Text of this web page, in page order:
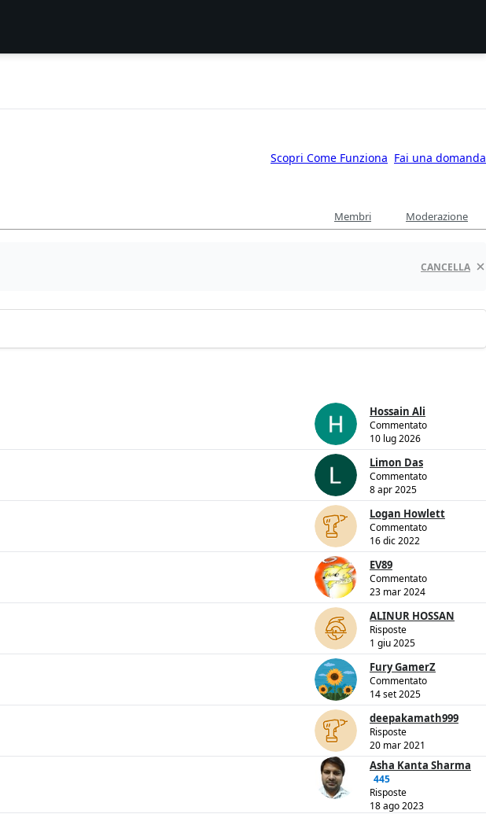
Scopri Come Funziona Fai una domanda
Membri Moderazione
CANCELLA
Hossain Ali
Commentato
10 lug 2026
Limon Das
Commentato
8 apr 2025
Logan Howlett
Commentato
16 dic 2022
EV89
Commentato
23 mar 2024
ALINUR HOSSAN
Risposte
1 giu 2025
Fury GamerZ
Commentato
14 set 2025
deepakamath999
Risposte
20 mar 2021
Asha Kanta Sharma
445
Risposte
18 ago 2023